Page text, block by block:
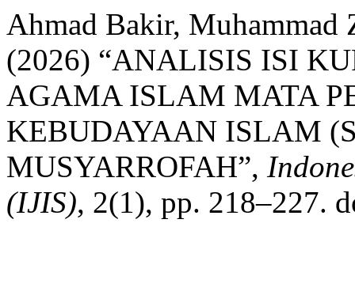
Ahmad Bakir, Muhammad
(2026) “ANALISIS ISI
AGAMA ISLAM MATA
KEBUDAYAAN ISLAM
MUSYARROFAH”,
(IJIS), 2(1), pp. 218–227.